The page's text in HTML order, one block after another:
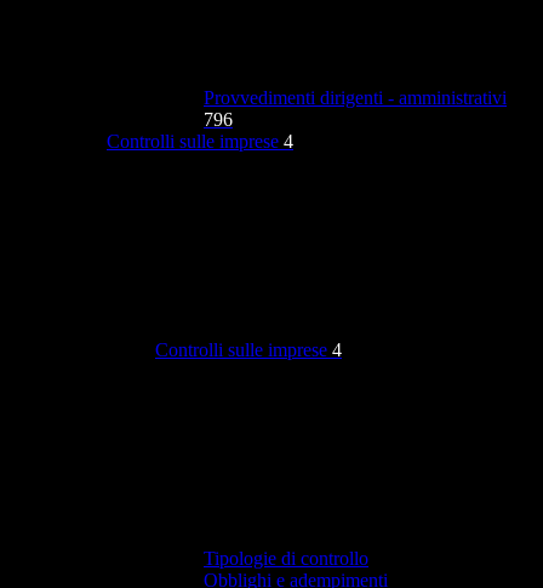
Provvedimenti dirigenti - amministrativi
796
Controlli sulle imprese 4
Controlli sulle imprese 4
Tipologie di controllo
Obblighi e adempimenti